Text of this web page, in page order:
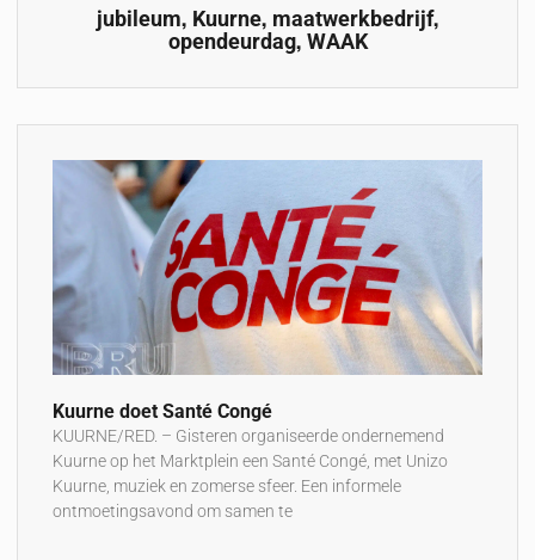
jubileum, Kuurne, maatwerkbedrijf,
opendeurdag, WAAK
Kuurne doet Santé Congé
KUURNE/RED. – Gisteren organiseerde ondernemend
Kuurne op het Marktplein een Santé Congé, met Unizo
Kuurne, muziek en zomerse sfeer. Een informele
ontmoetingsavond om samen te